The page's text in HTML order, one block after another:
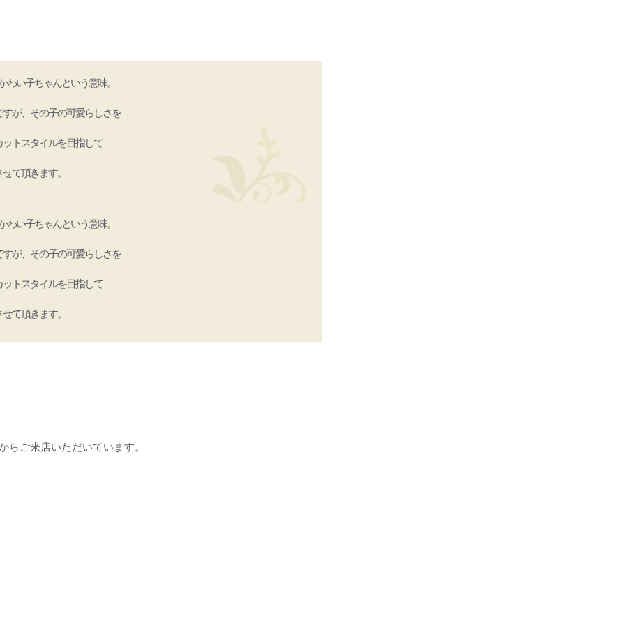
わい子ちゃんという意味。
が、その子の可愛らしさを
トスタイルを目指して
て頂きます。
わい子ちゃんという意味。
が、その子の可愛らしさを
トスタイルを目指して
て頂きます。
らご来店いただいています。